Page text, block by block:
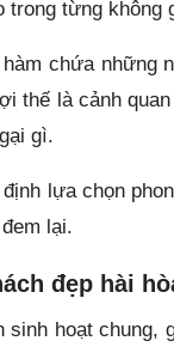
trong từng
chứa những
thế là cảnh
gì.
lựa chọn
lại.
đẹp hài
hoạt chung,